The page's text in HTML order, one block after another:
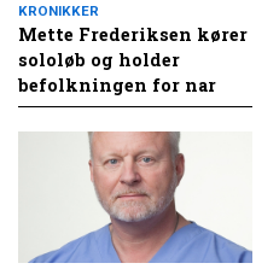
KRONIKKER
Mette Frederiksen kører
sololøb og holder
befolkningen for nar